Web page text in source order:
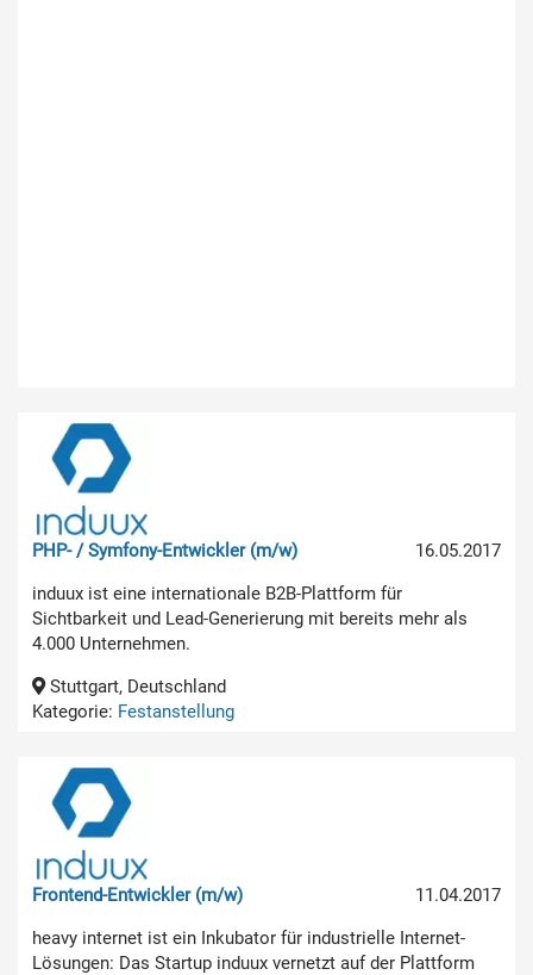
16.05.2017
PHP- / Symfony-Entwickler (m/w)
induux ist eine internationale B2B-Plattform für
Sichtbarkeit und Lead-Generierung mit bereits mehr als
4.000 Unternehmen.
Stuttgart, Deutschland
Kategorie: Festanstellung
11.04.2017
Frontend-Entwickler (m/w)
heavy internet ist ein Inkubator für industrielle Internet-
Lösungen: Das Startup induux vernetzt auf der Plattform